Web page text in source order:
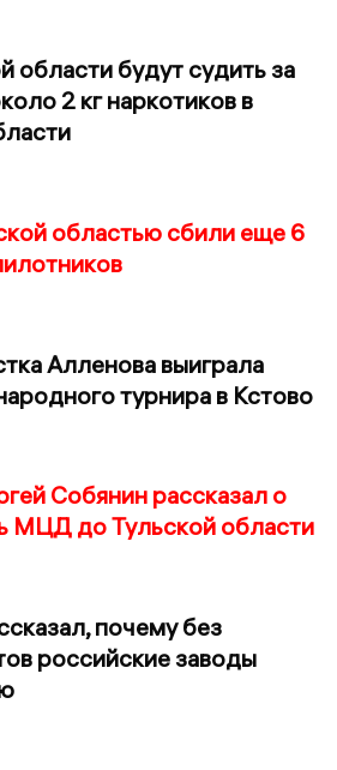
области будут судить за
2 кг наркотиков в
областью сбили еще 6
Алленова выиграла
турнира в Кстово
Собянин рассказал о
МЦД до Тульской области
почему без
российские заводы